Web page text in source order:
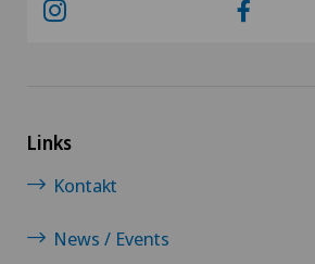
Links
Kontakt
News / Events